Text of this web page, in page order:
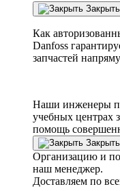
Закрыть
Как
Danfoss
запчастей
Наши инженеры
учебных центрах
помощь
Закрыть
Организацию и
наш менеджер.
Доставляем по